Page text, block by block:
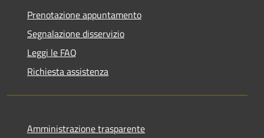
Prenotazione appuntamento
Segnalazione disservizio
Leggi le FAQ
Richiesta assistenza
Amministrazione trasparente